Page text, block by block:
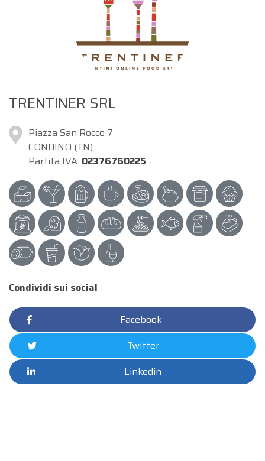
TRENTINER SRL
Piazza San Rocco 7
CONDINO (TN)
Partita IVA: 02376760225
Condividi sui social
Facebook
Twitter
Linkedin